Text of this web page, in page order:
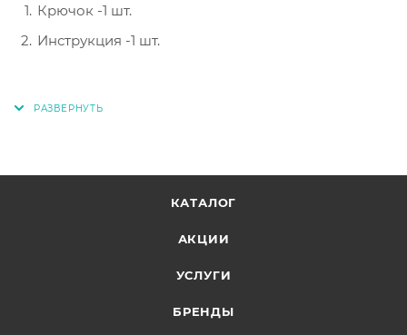
Крючок -1 шт.
Инструкция -1 шт.
КАТАЛОГ
АКЦИИ
УСЛУГИ
БРЕНДЫ